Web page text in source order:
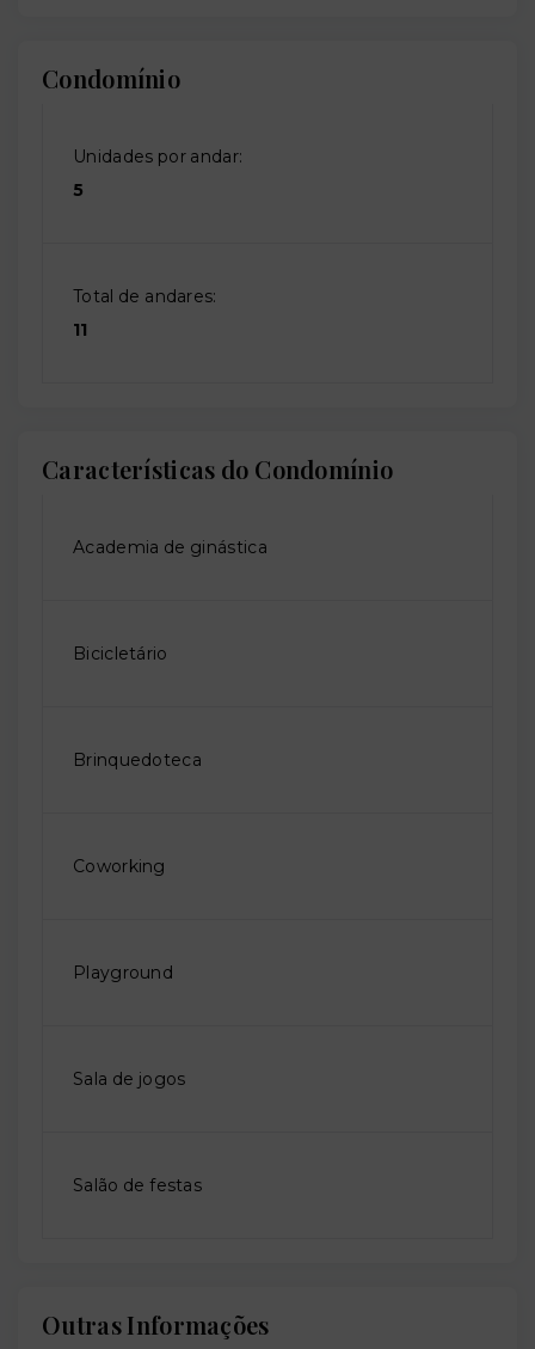
Condomínio
Unidades por andar:
5
Total de andares:
11
Características do Condomínio
Academia de ginástica
Bicicletário
Brinquedoteca
Coworking
Playground
Sala de jogos
Salão de festas
Outras Informações